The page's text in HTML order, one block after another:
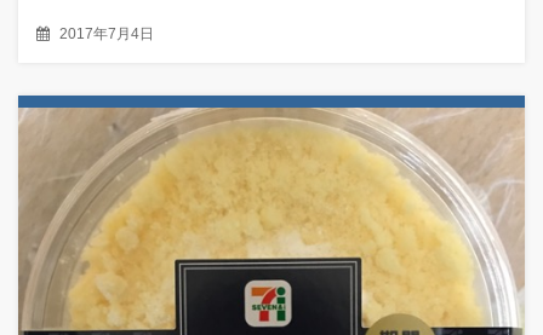
2017年7月4日